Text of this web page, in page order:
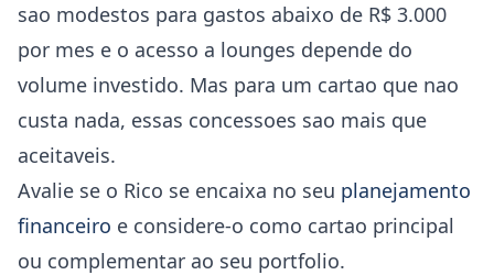
sao modestos para gastos abaixo de R$ 3.000
por mes e o acesso a lounges depende do
volume investido. Mas para um cartao que nao
custa nada, essas concessoes sao mais que
aceitaveis.
Avalie se o Rico se encaixa no seu planejamento
financeiro e considere-o como cartao principal
ou complementar ao seu portfolio.